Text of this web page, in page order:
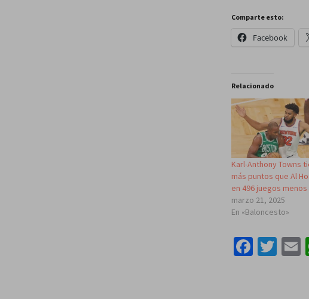
Comparte esto:
Facebook
Relacionado
Karl-Anthony Towns
más puntos que Al
en 496 juegos menos
marzo 21, 2025
En «Baloncesto»